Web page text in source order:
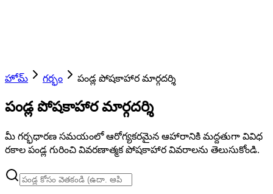
హోమ్ గర్భం పండ్ల పోషకాహార మార్గదర్శి
పండ్ల పోషకాహార మార్గదర్శి
మీ గర్భధారణ సమయంలో ఆరోగ్యకరమైన ఆహారానికి మద్దతుగా వివిధ
రకాల పండ్ల గురించి వివరణాత్మక పోషకాహార వివరాలను తెలుసుకోండి.